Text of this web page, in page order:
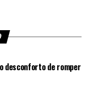
desconforto de romper